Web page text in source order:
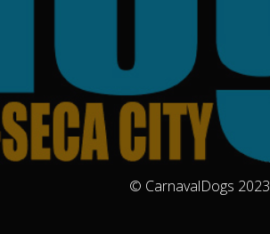
© CarnavalDogs 2023